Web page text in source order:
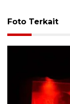
Foto Terkait